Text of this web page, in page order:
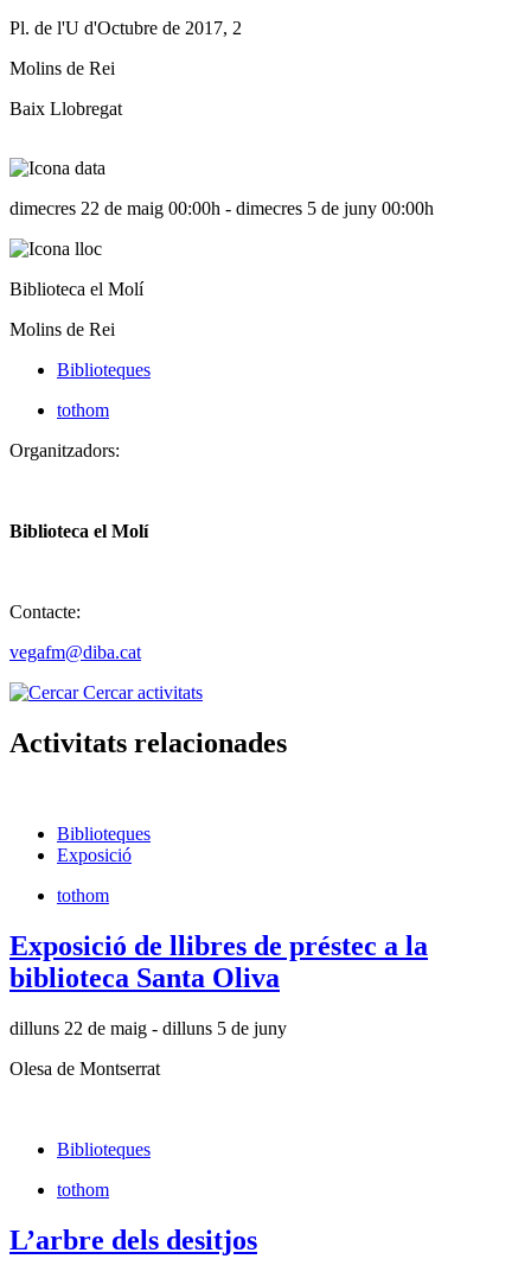
Pl. de l'U d'Octubre de 2017, 2
Molins de Rei
Baix Llobregat
dimecres 22 de maig 00:00h - dimecres 5 de juny 00:00h
Biblioteca el Molí
Molins de Rei
Biblioteques
tothom
Organitzadors:
Biblioteca el Molí
Contacte:
vegafm@diba.cat
Cercar activitats
Activitats relacionades
Biblioteques
Exposició
tothom
Exposició de llibres de préstec a la
biblioteca Santa Oliva
dilluns 22 de maig - dilluns 5 de juny
Olesa de Montserrat
Biblioteques
tothom
L’arbre dels desitjos